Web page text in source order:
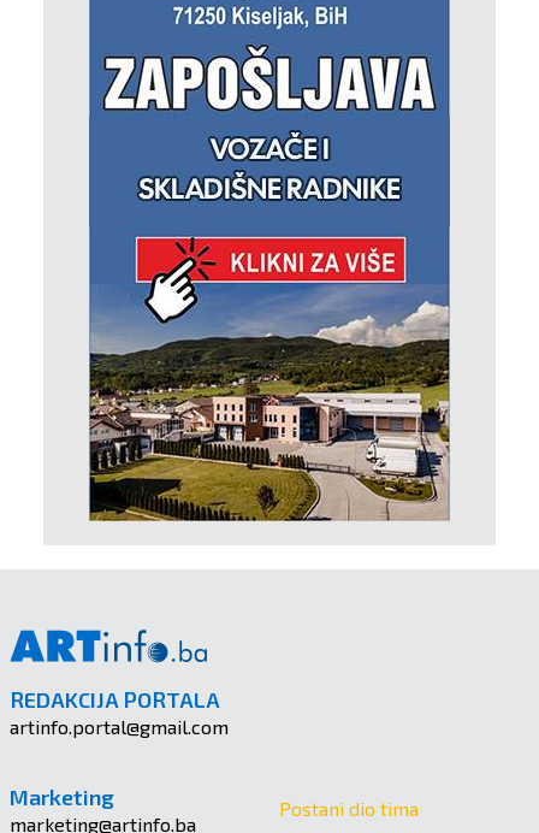
REDAKCIJA PORTALA
artinfo.portal@gmail.com
Marketing
marketing@artinfo.ba
Postani dio tima